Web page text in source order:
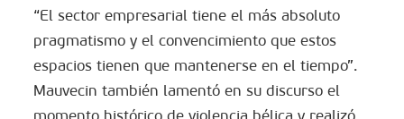
“El sector empresarial tiene el más absoluto
pragmatismo y el convencimiento que estos
espacios tienen que mantenerse en el tiempo”.
Mauvecin también lamentó en su discurso el